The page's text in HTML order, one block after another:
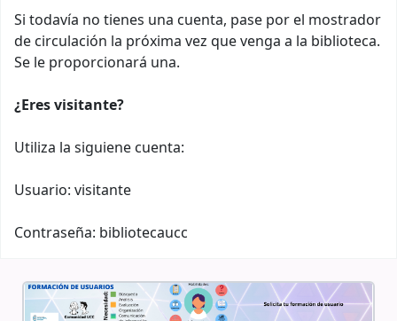
Si todavía no tienes una cuenta, pase por el mostrador
de circulación la próxima vez que venga a la biblioteca.
Se le proporcionará una.
¿Eres visitante?
Utiliza la siguiene cuenta:
Usuario: visitante
Contraseña: bibliotecaucc